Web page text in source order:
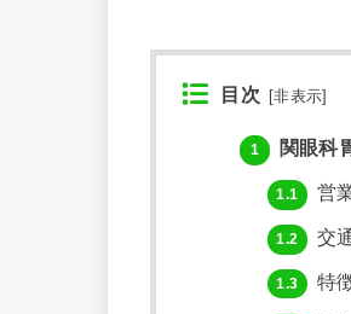
目次 [非表示]
1 関眼科
1.1 営
1.2 交
1.3 特